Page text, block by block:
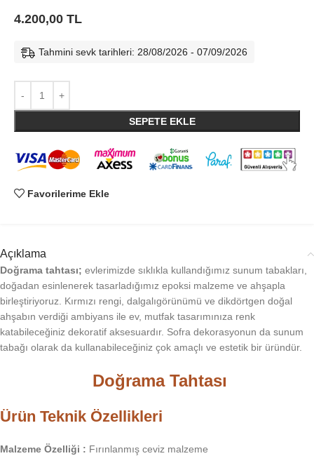
4.200,00 TL
Tahmini sevk tarihleri: 28/08/2026 - 07/09/2026
SEPETE EKLE
Favorilerime Ekle
Açıklama
Doğrama tahtası; evlerimizde sıklıkla kullandığımız sunum tabakları,
doğadan esinlenerek tasarladığımız epoksi malzeme ve ahşapla
birleştiriyoruz. Kırmızı rengi, dalgalıgörünümü ve dikdörtgen doğal
ahşabın verdiği ambiyans ile ev, mutfak tasarımınıza renk
katabileceğiniz dekoratif aksesuardır. Sofra dekorasyonun da sunum
tabağı olarak da kullanabileceğiniz çok amaçlı ve estetik bir üründür.
Doğrama Tahtası
Ürün Teknik Özellikleri
Malzeme Özelliği : Fırınlanmış ceviz malzeme